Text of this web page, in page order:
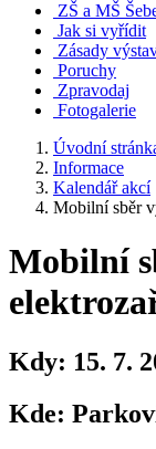
ZŠ a MŠ
Jak si vyřídit
Zásady
Poruchy
Zpravodaj
Fotogalerie
Úvodní
Informace
Kalendář akcí
Mobilní sběr
Mobilní
Kdy: 15. 7.
Kde: